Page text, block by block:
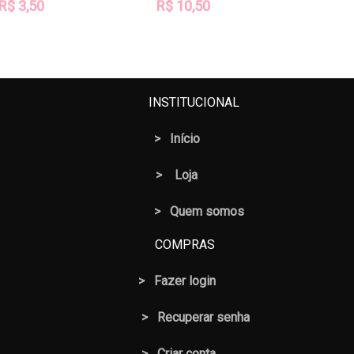
3,50 R$ 10,50
INSTITUCIONAL
> Início
> Loja
> Quem somos
COMPRAS
> Fazer login
> Recuperar senha